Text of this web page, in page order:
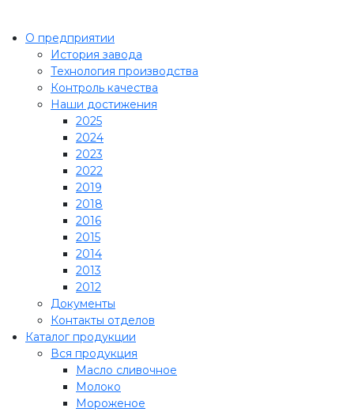
О предприятии
История завода
Технология производства
Контроль качества
Наши достижения
2025
2024
2023
2022
2019
2018
2016
2015
2014
2013
2012
Документы
Контакты отделов
Каталог продукции
Вся продукция
Масло сливочное
Молоко
Мороженое